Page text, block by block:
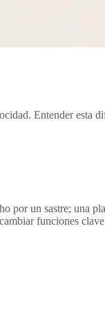
Entender esta
por un sastre; una
funciones